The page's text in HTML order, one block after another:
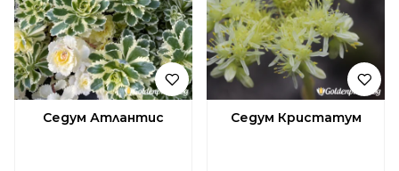
Седум Атлантис Седум Кристатум